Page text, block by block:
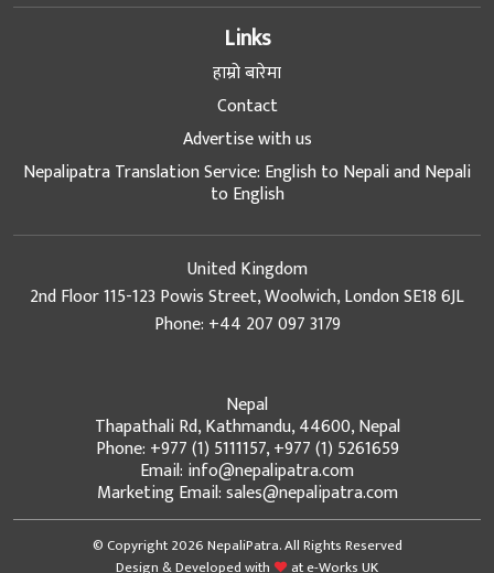
Links
हाम्रो बारेमा
Contact
Advertise with us
Nepalipatra Translation Service: English to Nepali and Nepali
to English
United Kingdom
2nd Floor 115-123 Powis Street, Woolwich, London SE18 6JL
Phone: +44 207 097 3179
Nepal
Thapathali Rd, Kathmandu, 44600, Nepal
Phone: +977 (1) 5111157, +977 (1) 5261659
Email: info@nepalipatra.com
Marketing Email: sales@nepalipatra.com
© Copyright 2026 NepaliPatra. All Rights Reserved
Design & Developed with
ate-Works UK